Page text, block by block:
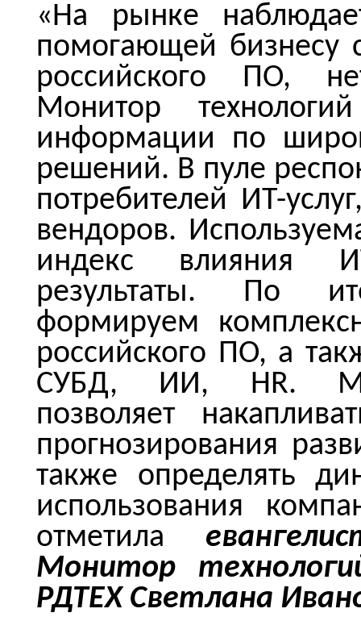
«На рынке
помогающей бизнесу
российского ПО,
Монитор
информации по
решений. В пуле
потребителей ИТ-
вендоров.
индекс влияния
результаты. По
формируем
российского ПО, а
СУБД, ИИ, HR.
позволяет
прогнозирования
также определять
использования
отметила
Монитор
РДТЕХ Светлана